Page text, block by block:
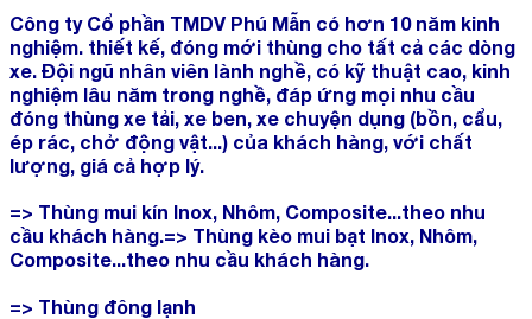
Công ty Cổ phần TMDV Phú Mẫn có hơn 10 năm kinh
nghiệm. thiết kế, đóng mới thùng cho tất cả các dòng
xe. Đội ngũ nhân viên lành nghề, có kỹ thuật cao, kinh
nghiệm lâu năm trong nghề, đáp ứng mọi nhu cầu
đóng thùng xe tải, xe ben, xe chuyện dụng (bồn, cẩu,
ép rác, chở động vật...) của khách hàng, với chất
lượng, giá cả hợp lý.
=> Thùng mui kín Inox, Nhôm, Composite...theo nhu
cầu khách hàng.=> Thùng kèo mui bạt Inox, Nhôm,
Composite...theo nhu cầu khách hàng.
=> Thùng đông lạnh